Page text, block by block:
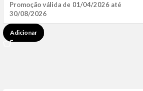
Promoção válida de 01/04/2026 até
30/08/2026
Adicionar